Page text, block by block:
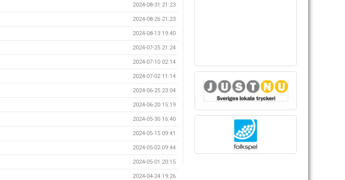
2024-08-31 21:23
2024-08-26 21:23
2024-08-13 19:40
2024-07-25 21:24
2024-07-10 02:14
2024-07-02 11:14
2024-06-25 23:04
2024-06-20 15:19
2024-05-30 16:40
2024-05-15 09:41
2024-05-02 09:44
2024-05-01 20:15
2024-04-24 19:26